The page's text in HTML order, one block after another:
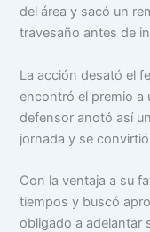
del área y sacó un
travesaño antes de
La acción desató el
encontró el premio a
defensor anotó así
jornada y se
Con la ventaja a su
tiempos y buscó
obligado a adelantar